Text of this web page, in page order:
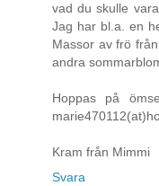
vad du skulle
Jag har bl.a. en
Massor av frö
andra
Hoppas på
Kram från Mimmi
Svara